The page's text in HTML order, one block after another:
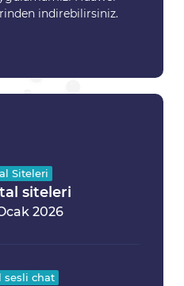
indirebilirsiniz.
Siteleri
siteleri
2026
sesli chat